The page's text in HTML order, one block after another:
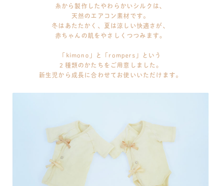
糸から製作したやわらかいシルクは、
天然のエアコン素材です。
冬はあたたかく、夏は涼しい快適さが、
赤ちゃんの肌をやさしくつつみます。
「kimono」と「rompers」という
２種類のかたちをご用意しました。
新生児から成長に合わせてお使いいただけます。